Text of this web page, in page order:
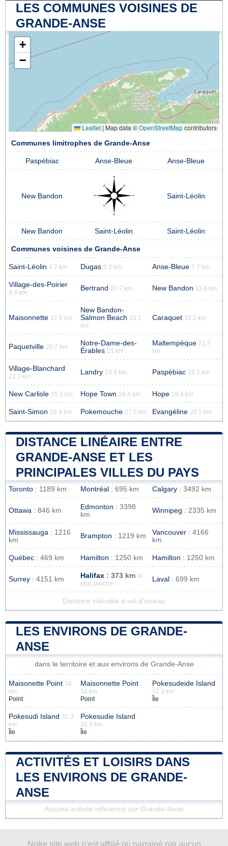
LES COMMUNES VOISINES DE
GRANDE-ANSE
+
−
Leaflet | Map data ©OpenStreetMapcontributors
Communes limitrophes de Grande-Anse
Paspébiac Anse-Bleue Anse-Bleue
New Bandon Saint-Léolin
New Bandon Saint-Léolin Saint-Léolin
Communes voisines de Grande-Anse
Saint-Léolin 4.7 km Dugas 5.2 km Anse-Bleue 7.7 km
Village-des-Poirier
9.9 km
Bertrand 10.7 km New Bandon 11.8 km
Maisonnette 12.6 km
New Bandon-
Salmon Beach 15.1
km
Caraquet 18.2 km
Paquetville 20.7 km
Notre-Dame-des-
Érables 21 km
Maltempèque 21.7
km
Village-Blanchard
23.1 km
Landry 23.5 km Paspébiac 25.1 km
New Carlisle 25.3 km Hope Town 26.4 km Hope 26.4 km
Saint-Simon 26.9 km Pokemouche 27.5 km Evangéline 28.5 km
DISTANCE LINÉAIRE ENTRE
GRANDE-ANSE ET LES
PRINCIPALES VILLES DU PAYS
Toronto : 1189 km Montréal : 695 km Calgary : 3492 km
Ottawa : 846 km Edmonton : 3398
km
Winnipeg : 2335 km
Mississauga : 1216
km
Brampton : 1219 km Vancouver : 4166
km
Québec : 469 km Hamilton : 1250 km Hamilton : 1250 km
Surrey : 4151 km Halifax : 373 km
la
plus proche
Laval : 699 km
Distance calculée à vol d'oiseau
LES ENVIRONS DE GRANDE-
ANSE
dans le territoire et aux environs de Grande-Anse
Maisonette Point 14
km
Point
Maisonnette Point
14 km
Point
Pokesudeide Island
31.3 km
Île
Pokesudi Island 31.3
km
Île
Pokesudie Island
31.3 km
Île
ACTIVITÉS ET LOISIRS DANS
LES ENVIRONS DE GRANDE-
ANSE
Aucune activité référencé sur Grande-Anse
Notre site web n'est affilié ou parrainé par aucun